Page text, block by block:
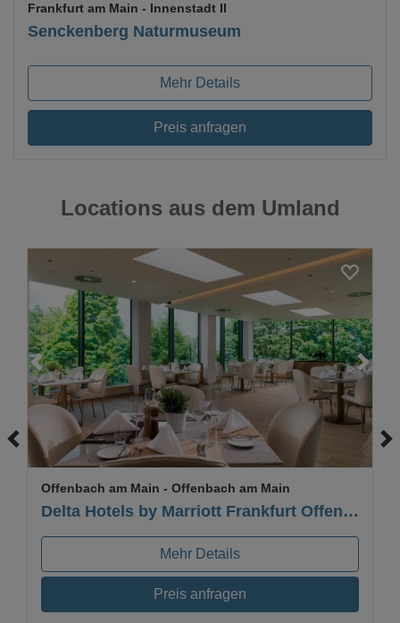
Senckenberg Naturmuseum
Frankfurt am Main - Innenstadt II
Mehr Details
Preis anfragen
Locations aus dem Umland
Loading...
Delta Hotels by Marriott Frankfurt Offenbach
Offenbach am Main - Offenbach am Main
Mehr Details
Preis anfragen